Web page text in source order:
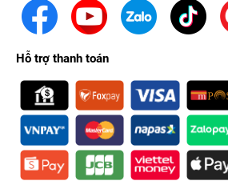
Hỗ trợ thanh toán